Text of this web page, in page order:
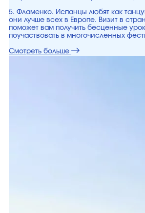
5. Фламенко. Испанцы любят как
они лучше всех в Европе. Визит в
поможет вам получить бесценные
поучаствовать в многочисленных
Смотреть больше